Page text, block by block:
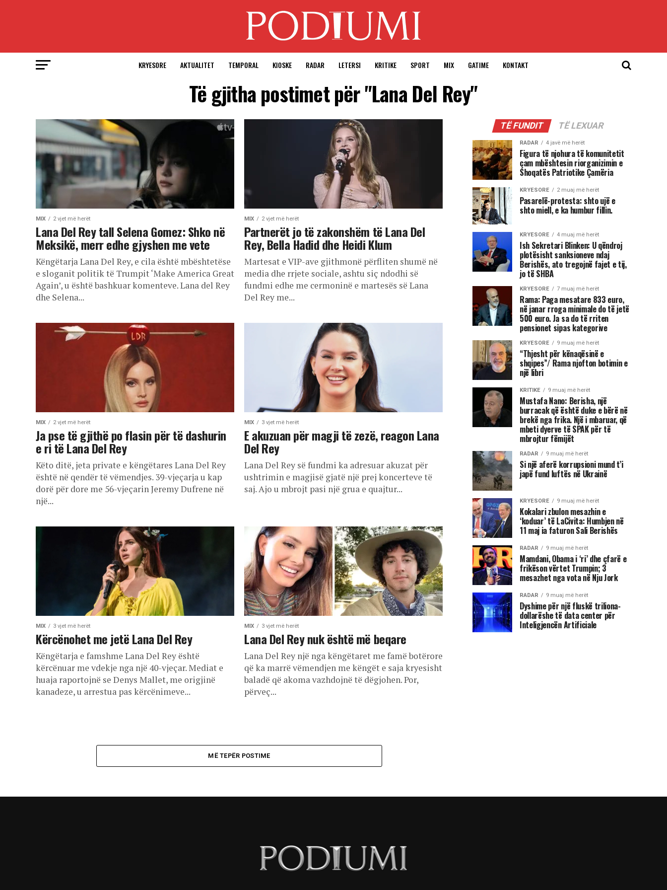
KRYESORE AKTUALITET TEMPORAL KIOSKE RADAR LETERSI KRITIKE SPORT MIX GATIME KONTAKT
Të gjitha postimet për "Lana Del Rey"
MIX 2 vjet më herët
Lana Del Rey tall Selena Gomez: Shko në
Meksikë, merr edhe gjyshen me vete
Këngëtarja Lana Del Rey, e cila është mbështetëse
e sloganit politik të Trumpit ‘Make America Great
Again’, u është bashkuar komenteve. Lana del Rey
dhe Selena...
MIX 2 vjet më herët
Partnerët jo të zakonshëm të Lana Del
Rey, Bella Hadid dhe Heidi Klum
Martesat e VIP-ave gjithmonë përfliten shumë në
media dhe rrjete sociale, ashtu siç ndodhi së
fundmi edhe me cermoninë e martesës së Lana
Del Rey me...
MIX 2 vjet më herët
Ja pse të gjithë po flasin për të dashurin
e ri të Lana Del Rey
Këto ditë, jeta private e këngëtares Lana Del Rey
është në qendër të vëmendjes. 39-vjeçarja u kap
dorë për dore me 56-vjeçarin Jeremy Dufrene në
një...
MIX 3 vjet më herët
E akuzuan për magji të zezë, reagon Lana
Del Rey
Lana Del Rey së fundmi ka adresuar akuzat për
ushtrimin e magjisë gjatë një prej koncerteve të
saj. Ajo u mbrojt pasi një grua e quajtur...
MIX 3 vjet më herët
Kërcënohet me jetë Lana Del Rey
Këngëtarja e famshme Lana Del Rey është
kërcënuar me vdekje nga një 40-vjeçar. Mediat e
huaja raportojnë se Denys Mallet, me origjinë
kanadeze, u arrestua pas kërcënimeve...
MIX 3 vjet më herët
Lana Del Rey nuk është më beqare
Lana Del Rey një nga këngëtaret me famë botërore
që ka marrë vëmendjen me këngët e saja kryesisht
baladë që akoma vazhdojnë të dëgjohen. Por,
përveç...
MË TEPËR POSTIME
TË FUNDIT TË LEXUAR
RADAR 4 javë më herët
Figura të njohura të komunitetit
çam mbështesin riorganizimin e
Shoqatës Patriotike Çamëria
KRYESORE 2 muaj më herët
Pasarelë-protesta: shto ujë e
shto miell, e ka humbur fillin.
KRYESORE 4 muaj më herët
Ish Sekretari Blinken: U qëndroj
plotësisht sanksioneve ndaj
Berishës, ato tregojnë fajet e tij,
jo të SHBA
KRYESORE 7 muaj më herët
Rama: Paga mesatare 833 euro,
në janar rroga minimale do të jetë
500 euro. Ja sa do të rriten
pensionet sipas kategorive
KRYESORE 9 muaj më herët
“Thjesht për kënaqësinë e
shqipes”/ Rama njofton botimin e
një libri
KRITIKE 9 muaj më herët
Mustafa Nano: Berisha, një
burracak që është duke e bërë në
brekë nga frika. Një i mbaruar, që
mbeti dyerve të SPAK për të
mbrojtur fëmijët
RADAR 9 muaj më herët
Si një aferë korrupsioni mund t’i
japë fund luftës në Ukrainë
KRYESORE 9 muaj më herët
Kokalari zbulon mesazhin e
‘koduar’ të LaCivita: Humbjen në
11 maj ia faturon Sali Berishës
RADAR 9 muaj më herët
Mamdani, Obama i ‘ri’ dhe çfarë e
frikëson vërtet Trumpin; 3
mesazhet nga vota në Nju Jork
RADAR 9 muaj më herët
Dyshime për një fluskë triliona-
dollarëshe të data center për
Inteligjencën Artificiale